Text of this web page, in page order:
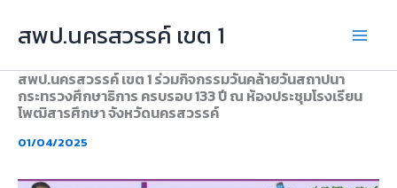
สพป.นครสวรรค์ เขต 1
สพป.นครสวรรค์ เขต 1 ร่วมกิจกรรมวันคล้ายวันสถาปนา
กระทรวงศึกษาธิการ ครบรอบ 133 ปี ณ ห้องประชุมโรงเรียน
โพฒิสารศึกษา จังหวัดนครสวรรค์
01/04/2025